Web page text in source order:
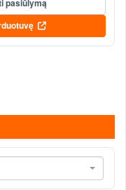
pasiūlymą